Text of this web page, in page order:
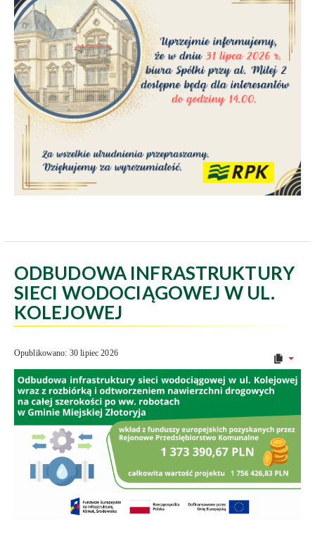
ODBUDOWA INFRASTRUKTURY
SIECI WODOCIĄGOWEJ W UL.
KOLEJOWEJ
Opublikowano: 30 lipiec 2026